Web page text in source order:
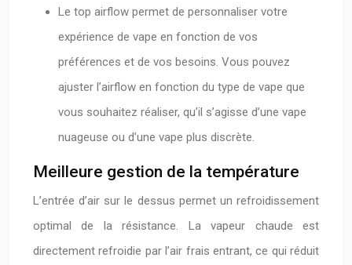
Le top airflow permet de personnaliser votre
expérience de vape en fonction de vos
préférences et de vos besoins. Vous pouvez
ajuster l’airflow en fonction du type de vape que
vous souhaitez réaliser, qu’il s’agisse d’une vape
nuageuse ou d’une vape plus discrète.
Meilleure gestion de la température
L’entrée d’air sur le dessus permet un refroidissement
optimal de la résistance. La vapeur chaude est
directement refroidie par l’air frais entrant, ce qui réduit